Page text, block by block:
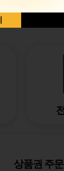
상품권 주문